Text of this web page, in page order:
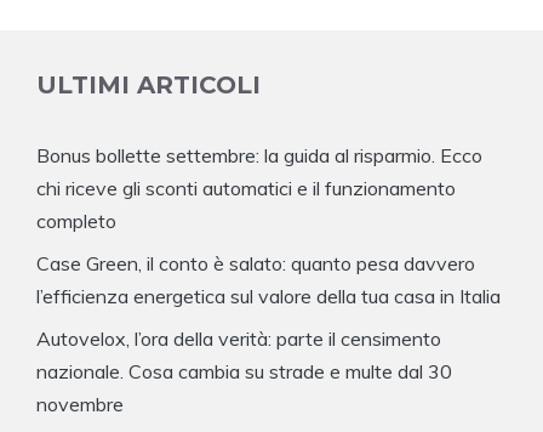
ULTIMI ARTICOLI
Bonus bollette settembre: la guida al risparmio. Ecco
chi riceve gli sconti automatici e il funzionamento
completo
Case Green, il conto è salato: quanto pesa davvero
l’efficienza energetica sul valore della tua casa in Italia
Autovelox, l’ora della verità: parte il censimento
nazionale. Cosa cambia su strade e multe dal 30
novembre